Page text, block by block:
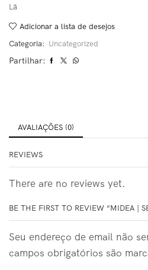
Lã
Adicionar a lista de desejos
Categoria: Uncategorized
Partilhar:
AVALIAÇÕES (0)
REVIEWS
There are no reviews yet.
BE THE FIRST TO REVIEW “MIDEA |
Seu endereço de email não
campos obrigatórios são